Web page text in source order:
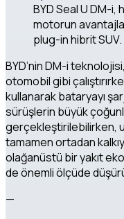
BYD Seal U DM-
motorun
plug-in hibrit SUV.
BYD’nin DM-i
otomobil gibi
kullanarak bataryayı
sürüşlerin büyük
gerçekleştirilebilirken,
tamamen ortadan
olağanüstü bir yakıt
de önemli ölçüde
—